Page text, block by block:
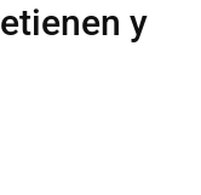
y